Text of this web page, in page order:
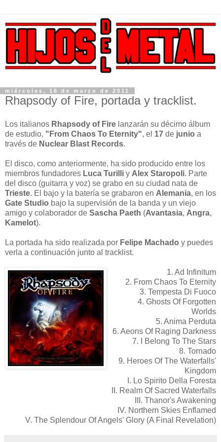
miércoles, 16 de marzo de 2011
Rhapsody of Fire, portada y tracklist.
Los italianos Rhapsody of Fire lanzarán su décimo álbum
de estudio, "From Chaos To Eternity", el 17 de junio a
través de Nuclear Blast Records.
El disco, como anteriormente, ha sido producido entre los
miembros fundadores Luca Turilli y Alex Staropoli. Parte
del disco (guitarra y voz) se grabo en su ciudad nata de
Trieste. El bajo y la batería se grabaron en Alemania, en los
Gate Studio bajo la supervisión de la banda y un viejo
amigo y colaborador de Sascha Paeth (Avantasia, Angra,
Kamelot).
La portada ha sido realizada por Felipe Machado y puedes
verla a continuación junto al tracklist.
1. Ad Infinitum
2. From Chaos To Eternity
3. Tempesta Di Fuoco
4. Ghosts Of Forgotten
Worlds
5. Anima Perduta
6. Aeons Of Raging Darkness
7. I Belong To The Stars
8. Tornado
9. Heroes Of The Waterfalls'
Kingdom
I. Lo Spirito Della Foresta
II. Realm Of Sacred Waterfalls
III. Thanor's Awakening
IV. Northern Skies Enflamed
V. The Splendour Of Angels' Glory (A Final Revelation)